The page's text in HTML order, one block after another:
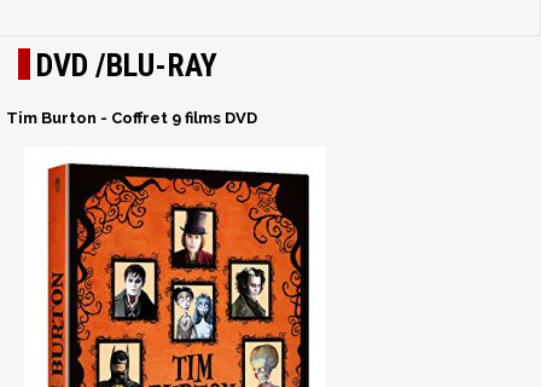
DVD /BLU-RAY
Tim Burton - Coffret 9 films DVD